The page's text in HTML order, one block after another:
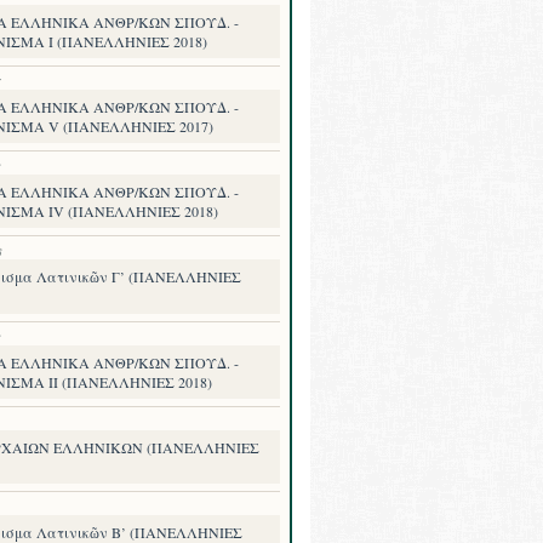
ΕΛΛΗΝΙΚΑ ΑΝΘΡ/ΚΩΝ ΣΠΟΥΔ. -
I (ΠΑΝΕΛΛΗΝΙΕΣ 2018)
ΕΛΛΗΝΙΚΑ ΑΝΘΡ/ΚΩΝ ΣΠΟΥΔ. -
V (ΠΑΝΕΛΛΗΝΙΕΣ 2017)
ΕΛΛΗΝΙΚΑ ΑΝΘΡ/ΚΩΝ ΣΠΟΥΔ. -
IV (ΠΑΝΕΛΛΗΝΙΕΣ 2018)
Λατινικῶν Γ’ (ΠΑΝΕΛΛΗΝΙΕΣ
ΕΛΛΗΝΙΚΑ ΑΝΘΡ/ΚΩΝ ΣΠΟΥΔ. -
II (ΠΑΝΕΛΛΗΝΙΕΣ 2018)
ΕΛΛΗΝΙΚΩΝ (ΠΑΝΕΛΛΗΝΙΕΣ
Λατινικῶν Β’ (ΠΑΝΕΛΛΗΝΙΕΣ